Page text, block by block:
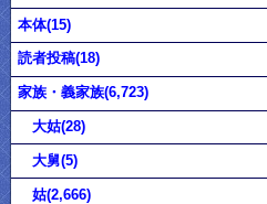
本体(15)
読者投稿(18)
家族・義家族(6,723)
大姑(28)
大舅(5)
姑(2,666)